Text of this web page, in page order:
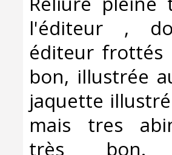
l'éditeur ,
éditeur frottés
bon, illustrée
jaquette
mais tres
très bon.